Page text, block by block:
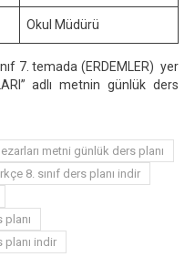
Okul Müdürü
7. temada (ERDEMLER) yer
adlı metnin günlük ders
metni günlük ders planı
8. sınıf ders planı indir
planı
planı indir